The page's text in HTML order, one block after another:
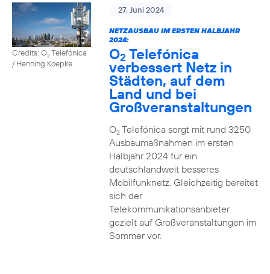
Credits: O2Telefónica
/ Henning Koepke
27. Juni 2024
NETZAUSBAU IM ERSTEN HALBJAHR
2024:
O2 Telefónica
verbessert Netz in
Städten, auf dem
Land und bei
Großveranstaltungen
O2Telefónica sorgt mit rund 3250
Ausbaumaßnahmen im ersten
Halbjahr 2024 für ein
deutschlandweit besseres
Mobilfunknetz. Gleichzeitig bereitet
sich der
Telekommunikationsanbieter
gezielt auf Großveranstaltungen im
Sommer vor.